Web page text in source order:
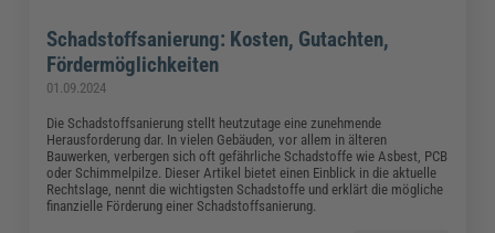
Schadstoffsanierung: Kosten, Gutachten,
Fördermöglichkeiten
01.09.2024
Die Schadstoffsanierung stellt heutzutage eine zunehmende
Herausforderung dar. In vielen Gebäuden, vor allem in älteren
Bauwerken, verbergen sich oft gefährliche Schadstoffe wie Asbest, PCB
oder Schimmelpilze. Dieser Artikel bietet einen Einblick in die aktuelle
Rechtslage, nennt die wichtigsten Schadstoffe und erklärt die mögliche
finanzielle Förderung einer Schadstoffsanierung.